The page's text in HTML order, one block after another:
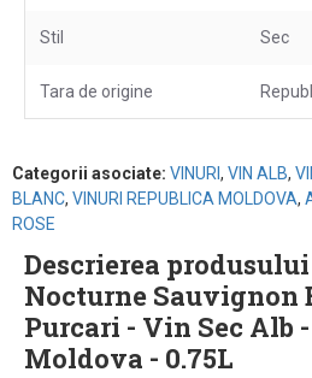
Stil Sec
Tara de origine
Categorii asociate: VINURI, VIN ALB,
BLANC, VINURI REPUBLICA MOLDOVA,
ROSE
Descrierea
Nocturne Sauvignon
Purcari - Vin Sec Alb
Moldova - 0.75L